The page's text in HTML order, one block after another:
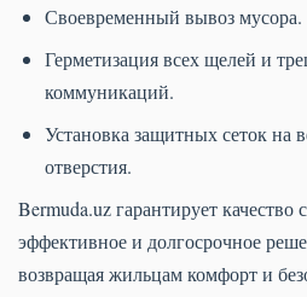
Своевременный вывоз мусора.
Герметизация всех щелей и
коммуникаций.
Установка защитных сеток на
отверстия.
Bermuda.uz гарантирует качество
эффективное и долгосрочное
возвращая жильцам комфорт и